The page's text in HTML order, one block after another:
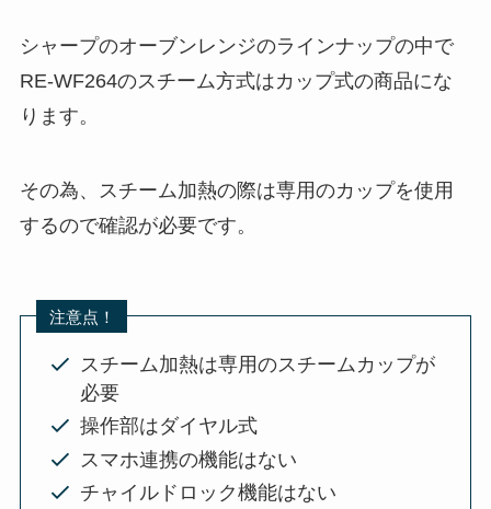
シャープのオーブンレンジのラインナップの中で
RE-WF264のスチーム方式はカップ式の商品にな
ります。
その為、スチーム加熱の際は専用のカップを使用
するので確認が必要です。
注意点！
スチーム加熱は専用のスチームカップが
必要
操作部はダイヤル式
スマホ連携の機能はない
チャイルドロック機能はない